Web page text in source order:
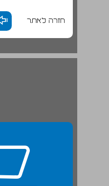
חזרה לאתר